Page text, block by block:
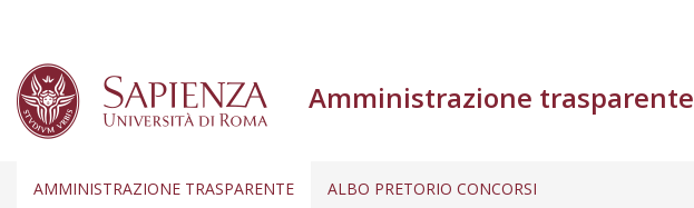
Amministrazione trasparente
AMMINISTRAZIONE TRASPARENTE ALBO PRETORIO CONCORSI